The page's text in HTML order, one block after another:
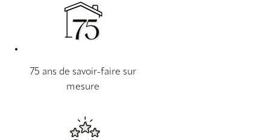
75 ans de savoir-faire sur
mesure